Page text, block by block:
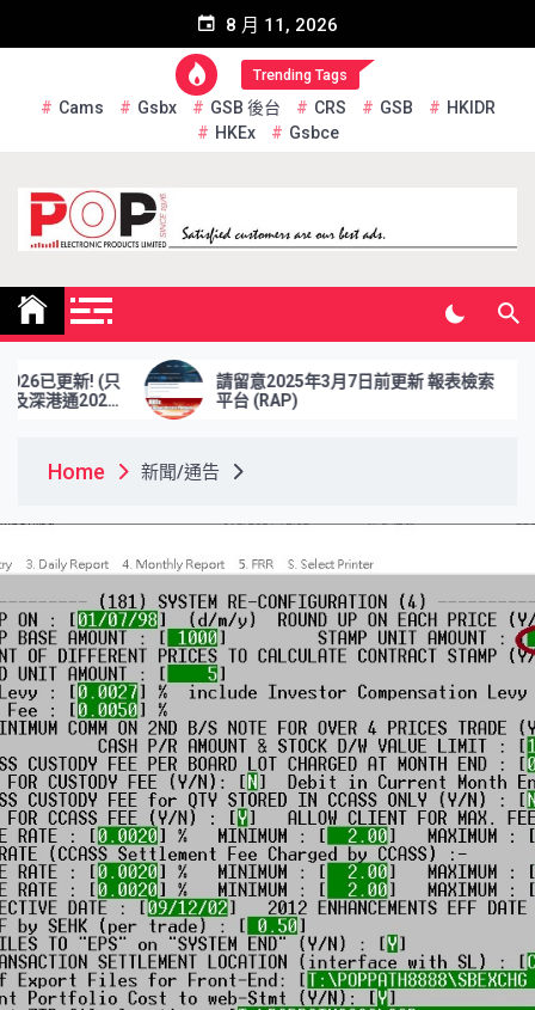
8 月 11, 2026
Trending Tags
Cams Gsbx GSB 後台 CRS GSB
HKIDR
HKEx
Gsbce
Pop Electronic Products
Limited
請留意2025年3月7日前更新 報表檢索
平台 (RAP)
於
Home 新聞/通告